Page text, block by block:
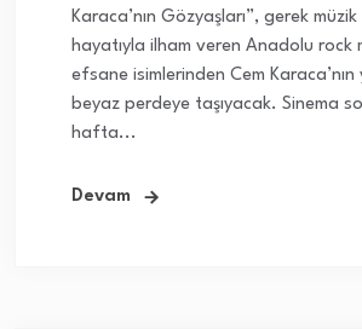
Karaca’nın Gözyaşları”, gerek
hayatıyla ilham veren Anadolu rock
efsane isimlerinden Cem Karaca’nın
beyaz perdeye taşıyacak. Sinema
hafta...
Devam